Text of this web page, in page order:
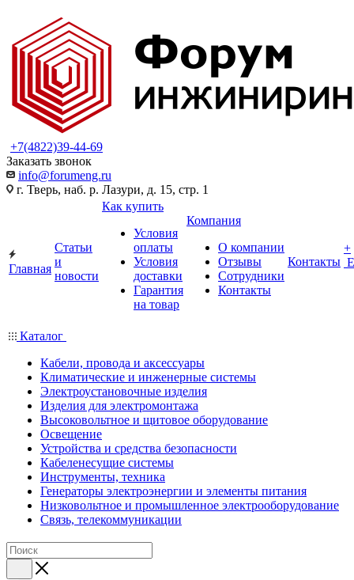
+7(4822)39-44-69
Заказать звонок
info@forumeng.ru
г. Тверь, наб. р. Лазури, д. 15, стр. 1
Главная
Статьи
и
новости
Как купить
Условия
оплаты
Условия
доставки
Гарантия
на товар
Компания
О компании
Отзывы
Сотрудники
Контакты
Контакты
+
Каталог
Кабели, провода и аксессуары
Климатические и инженерные системы
Электроустановочные изделия
Изделия для электромонтажа
Высоковольтное и щитовое оборудование
Освещение
Устройства и средства безопасности
Кабеленесущие системы
Инструменты, техника
Генераторы электроэнергии и элементы питания
Низковольтное и промышленное электрооборудование
Связь, телекоммуникации